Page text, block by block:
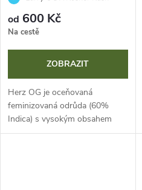
od 600 Kč
Na cestě
ZOBRAZIT
Herz OG je oceňovaná
feminizovaná odrůda (60%
Indica) s vysokým obsahem
kanabinoidů. Tento kříženec